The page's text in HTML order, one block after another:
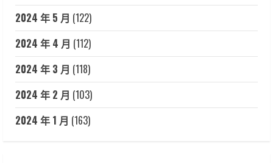
2024 年 5 月 (122)
2024 年 4 月 (112)
2024 年 3 月 (118)
2024 年 2 月 (103)
2024 年 1 月 (163)